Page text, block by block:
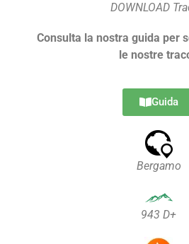
DOWNLOAD
Consulta la nostra guida per
le nostre
Guida
Bergamo
943 D+